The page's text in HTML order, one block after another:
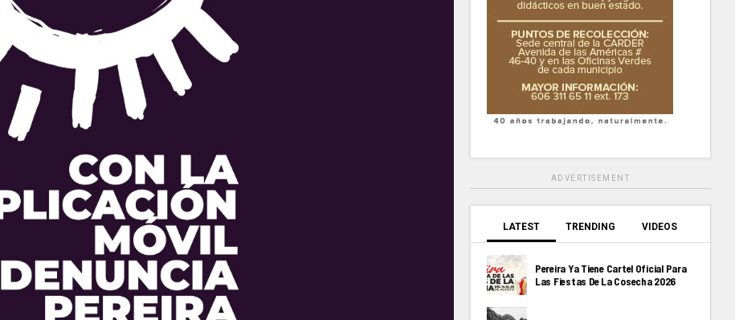
ADVERTISEMENT
LATEST TRENDING VIDEOS
Pereira Ya Tiene Cartel Oficial Para
Las Fiestas De La Cosecha 2026